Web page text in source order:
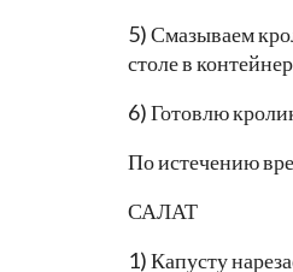
5) Смазываем
столе в
6) Готовлю
По истечению
САЛАТ
1) Капусту